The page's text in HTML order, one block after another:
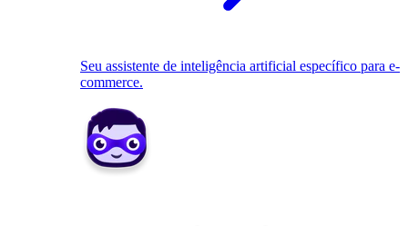
Seu assistente de inteligência artificial específico para e-
commerce.